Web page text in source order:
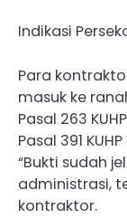
Indikasi
Para
masuk ke
Pasal 263
Pasal 391
“Bukti sudah
administrasi,
kontraktor.